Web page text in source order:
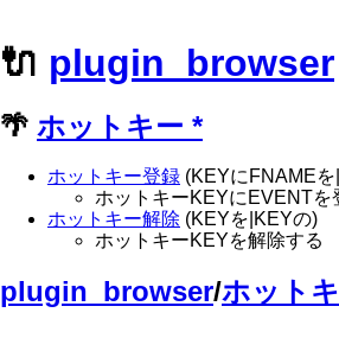
🔌 plugin_browser
🌴 ホットキー *
ホットキー登録 (KEYにFNAME
ホットキーKEYにEVENTを
ホットキー解除 (KEYを|KEYの)
ホットキーKEYを解除する
plugin_browser/ホット